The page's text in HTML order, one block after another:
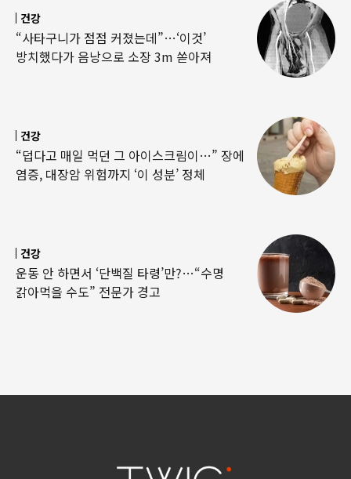
건강
“사타구니가 점점 커졌는데”…‘이것’
방치했다가 음낭으로 소장 3m 쏟아져
건강
“덥다고 매일 먹던 그 아이스크림이…” 장에
염증, 대장암 위험까지 ‘이 성분’ 정체
건강
운동 안 하면서 ‘단백질 타령’만?…“수명
갉아먹을 수도” 전문가 경고